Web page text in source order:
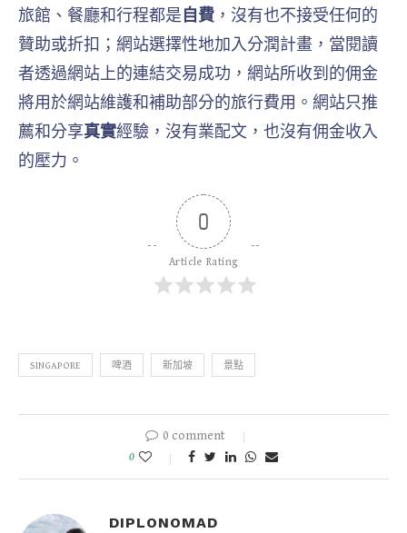
旅館、餐廳和行程都是 自費 ，沒有也不接受任何的
贊助或折扣；網站選擇性地加入分潤計畫，當閱讀
者透過網站上的連結交易成功，網站所收到的佣金
將用於網站維護和補助部分的旅行費用。網站只推
薦和分享真實經驗，沒有業配文，也沒有佣金收入
的壓力。
0
Article Rating
SINGAPORE 啤酒 新加坡 景點
0 comment
0
DIPLONOMAD